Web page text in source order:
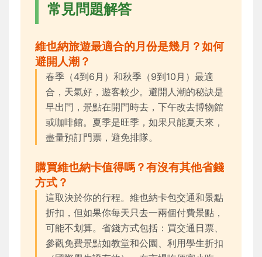
常見問題解答
維也納旅遊最適合的月份是幾月？如何
避開人潮？
春季（4到6月）和秋季（9到10月）最適
合，天氣好，遊客較少。避開人潮的秘訣是
早出門，景點在開門時去，下午改去博物館
或咖啡館。夏季是旺季，如果只能夏天來，
盡量預訂門票，避免排隊。
購買維也納卡值得嗎？有沒有其他省錢
方式？
這取決於你的行程。維也納卡包交通和景點
折扣，但如果你每天只去一兩個付費景點，
可能不划算。省錢方式包括：買交通日票、
參觀免費景點如教堂和公園、利用學生折扣